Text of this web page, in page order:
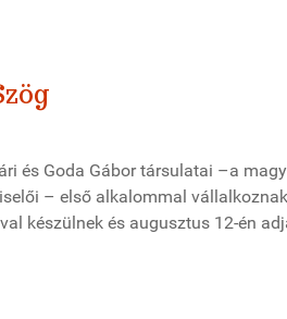
és Goda Gábor társulatai –a
– első alkalommal
készülnek és augusztus 12-én